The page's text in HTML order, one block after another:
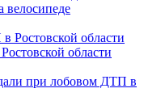
велосипеде
области